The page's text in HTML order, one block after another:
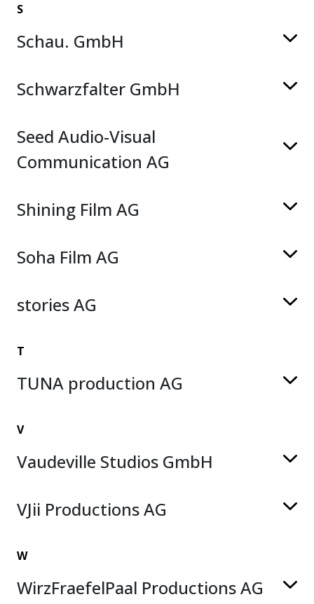
S
Schau. GmbH
Schwarzfalter GmbH
Seed Audio-Visual
Communication AG
Shining Film AG
Soha Film AG
stories AG
T
TUNA production AG
V
Vaudeville Studios GmbH
VJii Productions AG
W
WirzFraefelPaal Productions AG